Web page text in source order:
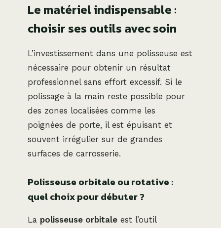
Le matériel indispensable :
choisir ses outils avec soin
L’investissement dans une polisseuse est
nécessaire pour obtenir un résultat
professionnel sans effort excessif. Si le
polissage à la main reste possible pour
des zones localisées comme les
poignées de porte, il est épuisant et
souvent irrégulier sur de grandes
surfaces de carrosserie.
Polisseuse orbitale ou rotative :
quel choix pour débuter ?
La polisseuse orbitale est l’outil